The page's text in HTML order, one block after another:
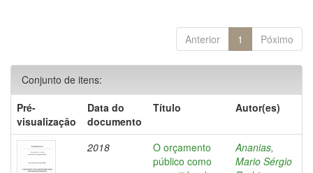
Anterior 1 Póximo
Conjunto de itens:
Pré-
visualização
Data do
documento
Título Autor(es)
2018
O orçamento
público como
Ananias,
Mario Sérgio